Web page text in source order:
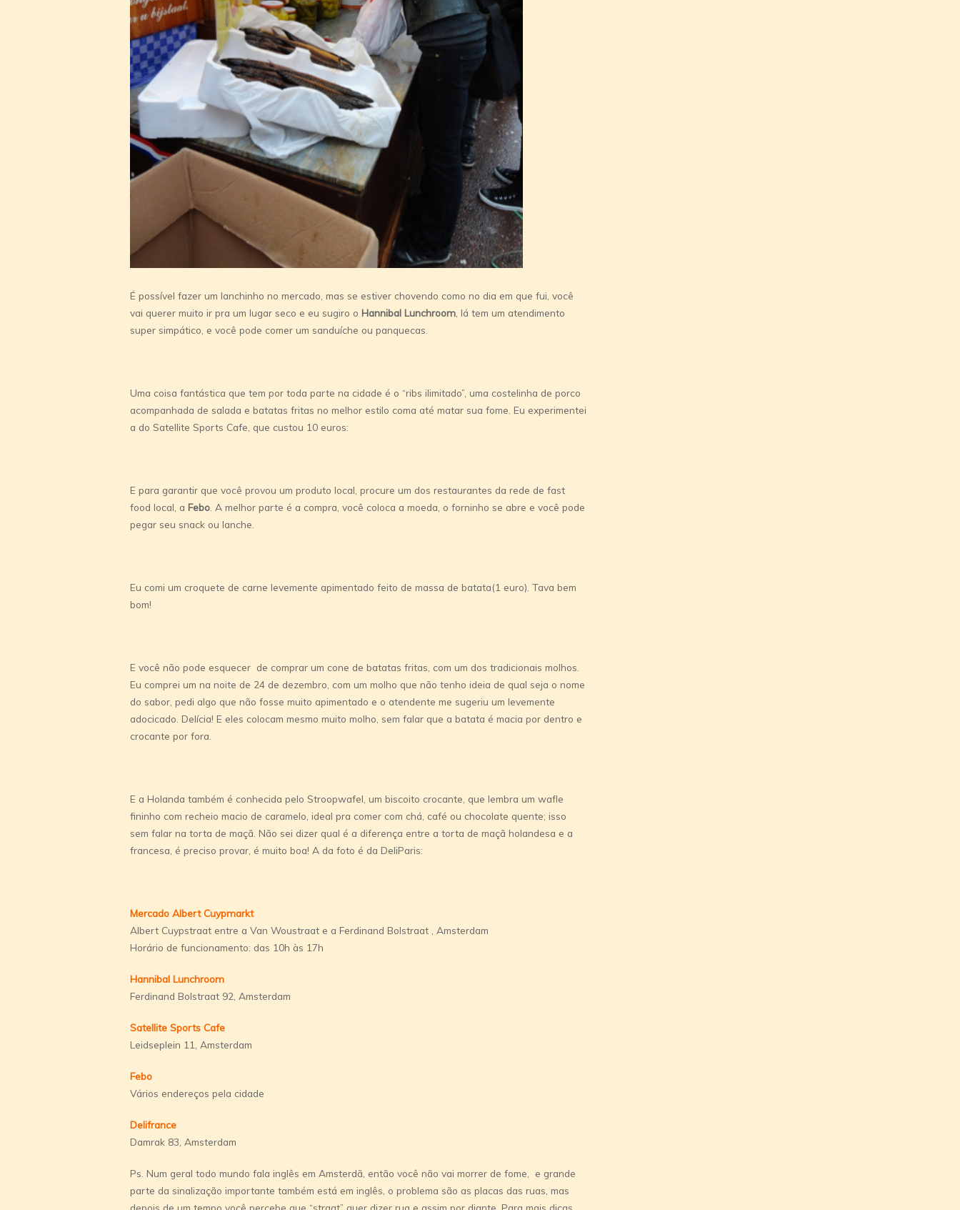
É possível fazer um lanchinho no mercado, mas se estiver chovendo como no dia em que fui, você
vai querer muito ir pra um lugar seco e eu sugiro o Hannibal Lunchroom , lá tem um atendimento
super simpático, e você pode comer um sanduíche ou panquecas.
Uma coisa fantástica que tem por toda parte na cidade é o “ribs ilimitado”, uma costelinha de porco
acompanhada de salada e batatas fritas no melhor estilo coma até matar sua fome. Eu experimentei
a do Satellite Sports Cafe, que custou 10 euros:
E para garantir que você provou um produto local, procure um dos restaurantes da rede de fast
food local, a Febo . A melhor parte é a compra, você coloca a moeda, o forninho se abre e você pode
pegar seu snack ou lanche.
Eu comi um croquete de carne levemente apimentado feito de massa de batata(1 euro). Tava bem
bom!
E você não pode esquecer de comprar um cone de batatas fritas, com um dos tradicionais molhos.
Eu comprei um na noite de 24 de dezembro, com um molho que não tenho ideia de qual seja o nome
do sabor, pedi algo que não fosse muito apimentado e o atendente me sugeriu um levemente
adocicado. Delícia! E eles colocam mesmo muito molho, sem falar que a batata é macia por dentro e
crocante por fora.
E a Holanda também é conhecida pelo Stroopwafel, um biscoito crocante, que lembra um wafle
fininho com recheio macio de caramelo, ideal pra comer com chá, café ou chocolate quente; isso
sem falar na torta de maçã. Não sei dizer qual é a diferença entre a torta de maçã holandesa e a
francesa, é preciso provar, é muito boa! A da foto é da DeliParis:
Mercado Albert Cuypmarkt
Albert Cuypstraat entre a Van Woustraat e a Ferdinand Bolstraat , Amsterdam
Horário de funcionamento: das 10h às 17h
Hannibal Lunchroom
Ferdinand Bolstraat 92, Amsterdam
Satellite Sports Cafe
Leidseplein 11, Amsterdam
Febo
Vários endereços pela cidade
Delifrance
Damrak 83, Amsterdam
Ps. Num geral todo mundo fala inglês em Amsterdã, então você não vai morrer de fome, e grande
parte da sinalização importante também está em inglês, o problema são as placas das ruas, mas
depois de um tempo você percebe que “straat” quer dizer rua e assim por diante. Para mais dicas